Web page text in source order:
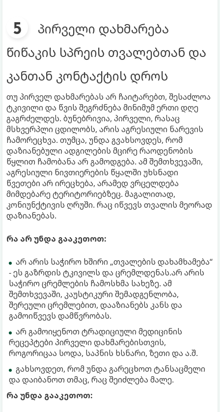
პირველი დახმარება
წიწაკის სპრეის თვალებთან და
კანთან კონტაქტის დროს
თუ პირველ დახმარებას არ ჩაიტარებთ, შესაძლოა
ტკივილი და წვის შეგრძნება მინიმუმ ერთი დღე
გაგრძელდეს. ბუნებრივია, პირველი, რასაც
მსხვერპლი ცდილობს, არის აგრესიული ნარევის
ჩამორეცხვა. თუმცა, უნდა გვახსოვდეს, რომ
დაზიანებული ადგილების მცირე რაოდენობის
წყლით ჩამობანა არ გამოდგება. ამ შემთხვევაში,
აგრესიული ნივთიერების წყალში უხსნადი
წვეთები არ ირეცხება, არამედ ვრცელდება
მიმდებარე ტერიტორიებზეც. მაგალითად,
კონიუნქტივის ღრუში. რაც იწვევს თვალის მეორად
დაზიანებას.
რა არ უნდა გააკეთოთ:
არ არის საჭირო ხშირი „თვალების დახამხამება“
- ეს გაზრდის ტკივილს და ცრემლდენას.არ არის
საჭირო ცრემლების ჩამოსხმა სახეზე. ამ
შემთხვევაში, კაუსტიკური შემადგენლობა,
შერეული ცრემლებით, დააზიანებს კანს და
გამოიწვევს დამწვრობას.
არ გამოიყენოთ ტრადიციული მედიცინის
რეცეპტები პირველი დახმარებისთვის,
როგორიცაა სოდა, საპნის ხსნარი, ზეთი და ა.შ.
გახსოვდეთ, რომ უნდა გარეცხოთ ტანსაცმელი
და დაიბანოთ თმაც, რაც შეიძლება მალე.
რა უნდა გააკეთოთ: